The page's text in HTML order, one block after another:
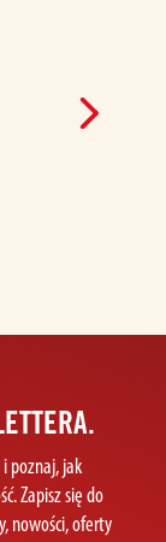
poznaj, jak
Zapisz się do
nowości, oferty